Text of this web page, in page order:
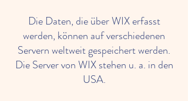
Die Daten, die über WIX erfasst
werden, können auf verschiedenen
Servern weltweit gespeichert werden.
Die Server von WIX stehen u. a. in den
USA.